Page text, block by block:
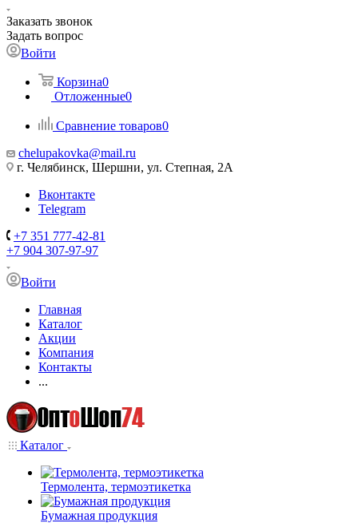
Заказать звонок
Задать вопрос
Войти
Корзина0
Отложенные0
Сравнение товаров0
chelupakovka@mail.ru
г. Челябинск, Шершни, ул. Степная, 2А
Вконтакте
Telegram
+7 351 777-42-81
+7 904 307-97-97
Войти
Главная
Каталог
Акции
Компания
Контакты
...
Каталог
Термолента, термоэтикетка
Бумажная продукция